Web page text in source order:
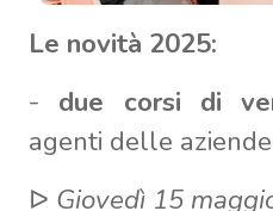
Le novità 2025:
- due corsi di
agenti delle
ᐅ Giovedì 15